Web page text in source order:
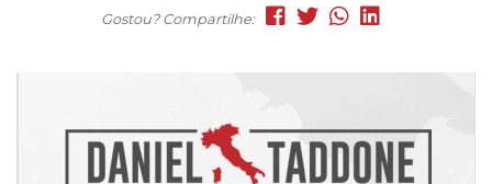
Gostou? Compartilhe: